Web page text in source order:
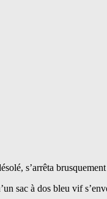
s’arrêta
sac à dos bleu vif